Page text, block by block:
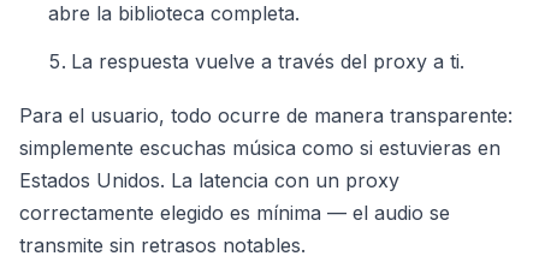
abre la biblioteca completa.
La respuesta vuelve a través del proxy a ti.
Para el usuario, todo ocurre de manera transparente:
simplemente escuchas música como si estuvieras en
Estados Unidos. La latencia con un proxy
correctamente elegido es mínima — el audio se
transmite sin retrasos notables.